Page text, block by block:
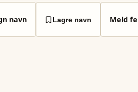
navn Lagre navn Meld